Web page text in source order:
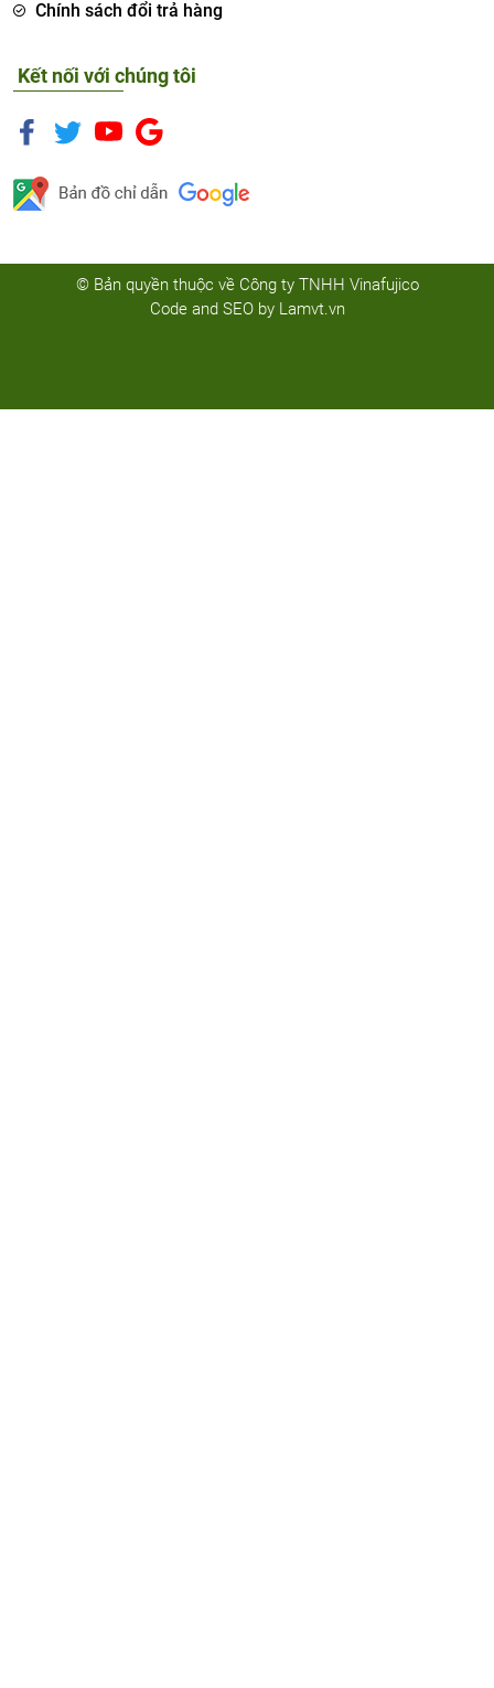
Chính sách đổi trả hàng
Kết nối với chúng tôi
© Bản quyền thuộc về Công ty TNHH Vinafujico
Code and SEO by Lamvt.vn